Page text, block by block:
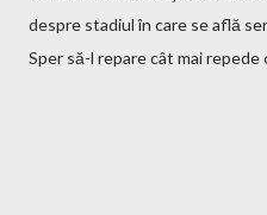
despre stadiul în care se află
Sper să-l repare cât mai repede